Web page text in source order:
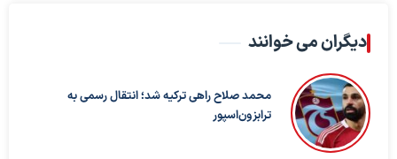
دیگران می خوانند
محمد صلاح راهی ترکیه شد؛ انتقال رسمی به
ترابزون‌اسپور